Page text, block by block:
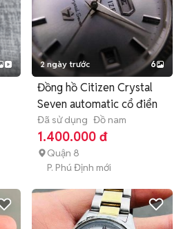
2 ngày trước 6
Đồng hồ Citizen Crystal
Seven automatic cổ điển
Đã sử dụng Đồ nam
1.400.000 đ
Quận 8
P. Phú Định mới